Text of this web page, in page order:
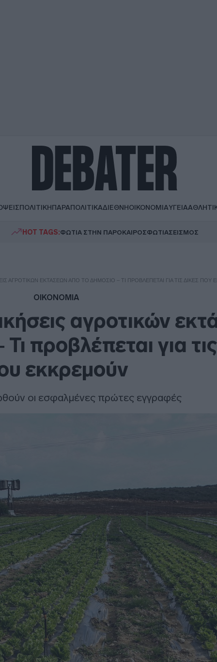
ΠΟΛΙΤΙΚΗΠΑΡΑΠΟΛΙΤΙΚΑΔΙΕΘΝΗΟΙΚΟΝΟΜΙΑΥΓΕΙΑ
HOT TAGS:ΦΩΤΙΑ ΣΤΗΝ ΠΑΡΟΚΑΙΡΟΣΦΩΤΙΑΣΕΙΣΜΟΣ
ΑΓΡΟΤΙΚΏΝ ΕΚΤΆΣΕΩΝ ΑΠΌ ΤΟ ΔΗΜΌΣΙΟ – ΤΙ ΠΡΟΒΛΈΠΕΤΑΙ ΓΙΑ ΤΙΣ ΔΊΚΕΣ ΠΟΥ
ΟΙΚΟΝΟΜΙΑ
αγροτικών
προβλέπεται για
εκκρεμούν
οι εσφαλμένες πρώτες εγγραφές